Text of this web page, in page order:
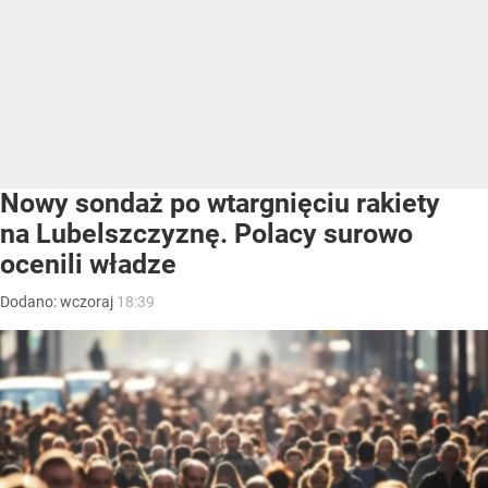
Nowy sondaż po wtargnięciu rakiety
na Lubelszczyznę. Polacy surowo
ocenili władze
Dodano:wczoraj 18:39